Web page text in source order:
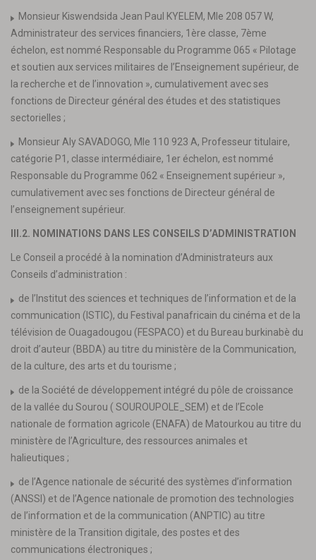
Monsieur Kiswendsida Jean Paul KYELEM, Mle 208 057 W,
Administrateur des services financiers, 1ère classe, 7ème
échelon, est nommé Responsable du Programme 065 « Pilotage
et soutien aux services militaires de l’Enseignement supérieur, de
la recherche et de l’innovation », cumulativement avec ses
fonctions de Directeur général des études et des statistiques
sectorielles ;
Monsieur Aly SAVADOGO, Mle 110 923 A, Professeur titulaire,
catégorie P1, classe intermédiaire, 1er échelon, est nommé
Responsable du Programme 062 « Enseignement supérieur »,
cumulativement avec ses fonctions de Directeur général de
l’enseignement supérieur.
III.2. NOMINATIONS DANS LES CONSEILS D’ADMINISTRATION
Le Conseil a procédé à la nomination d’Administrateurs aux
Conseils d’administration :
de l’Institut des sciences et techniques de l’information et de la
communication (ISTIC), du Festival panafricain du cinéma et de la
télévision de Ouagadougou (FESPACO) et du Bureau burkinabè du
droit d’auteur (BBDA) au titre du ministère de la Communication,
de la culture, des arts et du tourisme ;
de la Société de développement intégré du pôle de croissance
de la vallée du Sourou ( SOUROUPOLE_SEM) et de l’Ecole
nationale de formation agricole (ENAFA) de Matourkou au titre du
ministère de l’Agriculture, des ressources animales et
halieutiques ;
de l’Agence nationale de sécurité des systèmes d’information
(ANSSI) et de l’Agence nationale de promotion des technologies
de l’information et de la communication (ANPTIC) au titre
ministère de la Transition digitale, des postes et des
communications électroniques ;